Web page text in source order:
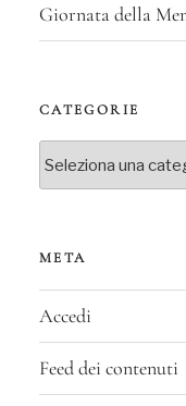
Giornata della
CATEGORIE
Categorie
META
Accedi
Feed dei contenuti